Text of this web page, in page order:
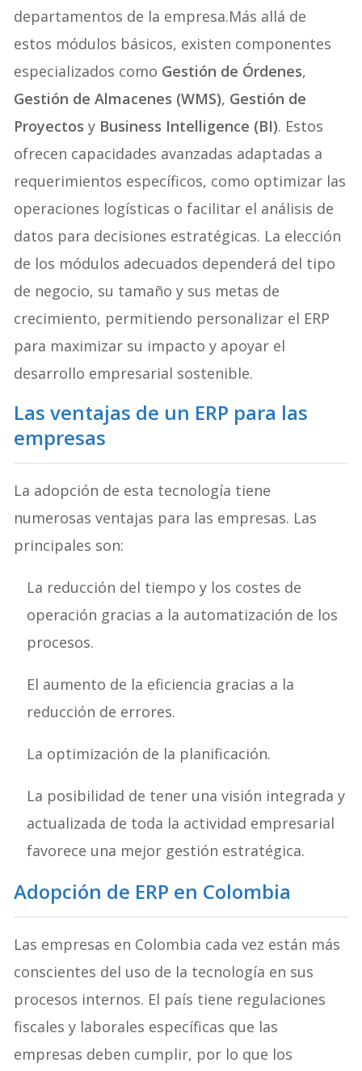
departamentos de la empresa.Más allá de
estos módulos básicos, existen componentes
especializados como Gestión de Órdenes,
Gestión de Almacenes (WMS), Gestión de
Proyectos y Business Intelligence (BI). Estos
ofrecen capacidades avanzadas adaptadas a
requerimientos específicos, como optimizar las
operaciones logísticas o facilitar el análisis de
datos para decisiones estratégicas. La elección
de los módulos adecuados dependerá del tipo
de negocio, su tamaño y sus metas de
crecimiento, permitiendo personalizar el ERP
para maximizar su impacto y apoyar el
desarrollo empresarial sostenible.
Las ventajas de un ERP para las
empresas
La adopción de esta tecnología tiene
numerosas ventajas para las empresas. Las
principales son:
La reducción del tiempo y los costes de
operación gracias a la automatización de los
procesos.
El aumento de la eficiencia gracias a la
reducción de errores.
La optimización de la planificación.
La posibilidad de tener una visión integrada y
actualizada de toda la actividad empresarial
favorece una mejor gestión estratégica.
Adopción de ERP en Colombia
Las empresas en Colombia cada vez están más
conscientes del uso de la tecnología en sus
procesos internos. El país tiene regulaciones
fiscales y laborales específicas que las
empresas deben cumplir, por lo que los